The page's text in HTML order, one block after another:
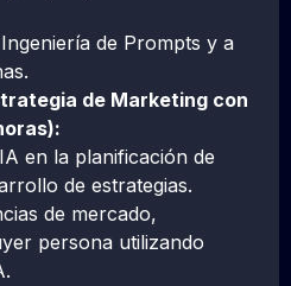
de Prompts y a
de Marketing con
en la planificación de
de estrategias.
de mercado,
persona utilizando